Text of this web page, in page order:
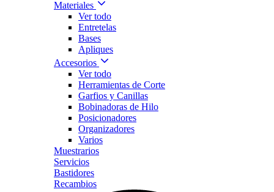
Materiales
Ver todo
Entretelas
Bases
Apliques
Accesorios
Ver todo
Herramientas de Corte
Garfios y Canillas
Bobinadoras de Hilo
Posicionadores
Organizadores
Varios
Muestrarios
Servicios
Bastidores
Recambios